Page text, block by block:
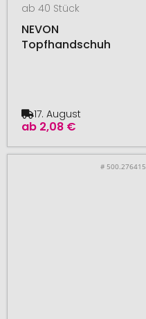
ab 40 Stück
NEVON
Topfhandschuh
ab 2,08 €
17. August
# 500.276415